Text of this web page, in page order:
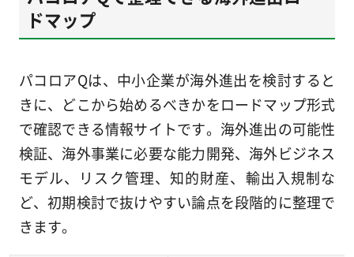
ドマップ
パコロアQは、中小企業が海外進出を検討すると
きに、どこから始めるべきかをロードマップ形式
で確認できる情報サイトです。海外進出の可能性
検証、海外事業に必要な能力開発、海外ビジネス
モデル、リスク管理、知的財産、輸出入規制な
ど、初期検討で抜けやすい論点を段階的に整理で
きます。